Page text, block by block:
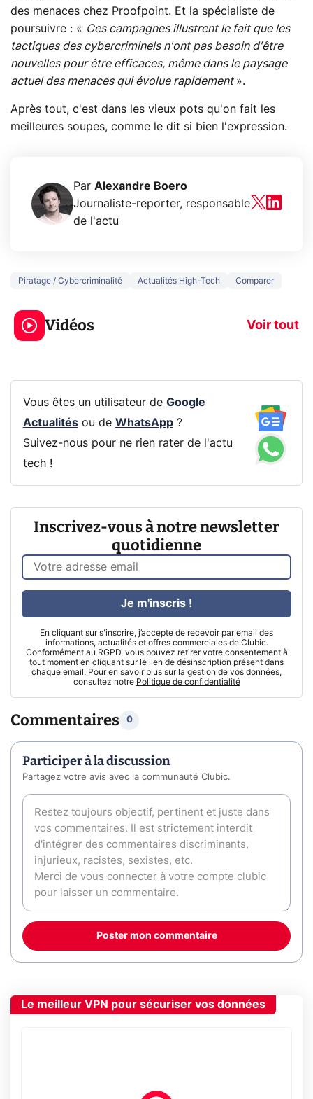
des menaces chez Proofpoint. Et la spécialiste de
poursuivre : « Ces campagnes illustrent le fait que les
tactiques des cybercriminels n'ont pas besoin d'être
nouvelles pour être efficaces, même dans le paysage
actuel des menaces qui évolue rapidement ».
Après tout, c'est dans les vieux pots qu'on fait les
meilleures soupes, comme le dit si bien l'expression.
Par Alexandre Boero
Journaliste-reporter, responsable
de l'actu
Piratage / Cybercriminalité Actualités High-Tech Comparer
Vidéos Voir tout
3 écrans en 1 pour
319€ ? Voici L'AOC
CQ32G4ZA !
5
prochaine
Vous êtes un utilisateur de Google
Actualitésou de WhatsApp?
Suivez-nous pour ne rien rater de l'actu
tech !
Inscrivez-vous à notre newsletter
quotidienne
En cliquant sur s'inscrire, j’accepte de recevoir par email des
informations, actualités et offres commerciales de Clubic.
Conformément au RGPD, vous pouvez retirer votre consentement à
tout moment en cliquant sur le lien de désinscription présent dans
chaque email. Pour en savoir plus sur la gestion de vos données,
consultez notre Politique de confidentialité
Je m'inscris !
Commentaires 0
Participer à la discussion
Partagez votre avis avec la communauté Clubic.
Poster mon commentaire
Le meilleur VPN pour sécuriser vos données